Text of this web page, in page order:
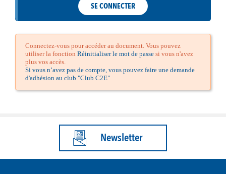
SE CONNECTER
Connectez-vous pour accéder au document. Vous pouvez
utiliser la fonction Réinitialiser le mot de passesi vous n'avez
plus vos accès.
Si vous n’avez pas de compte, vous pouvez faire une demande
d'adhésion au club "Club C2E"
Newsletter